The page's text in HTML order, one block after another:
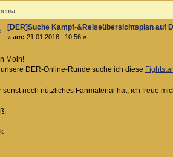
[DER]Suche Kampf-&Reiseübersichtsplan auf
«am: 21.01.2016 | 10:56 »
Moin!
unsere DER-Online-Runde suche ich diese
sonst noch nützliches Fanmaterial hat, ich freue